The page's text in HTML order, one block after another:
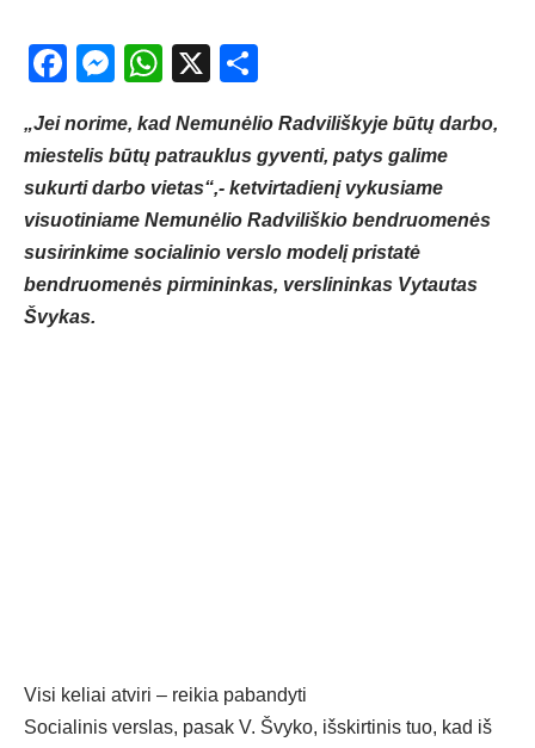
Facebook
Messenger
WhatsApp
X
„Jei norime, kad Nemunėlio Radviliškyje būtų darbo,
miestelis būtų patrauklus gyventi, patys galime
sukurti darbo vietas“,- ketvirtadienį vykusiame
visuotiniame Nemunėlio Radviliškio bendruomenės
susirinkime socialinio verslo modelį pristatė
bendruomenės pirmininkas, verslininkas Vytautas
Švykas.
Visi keliai atviri – reikia pabandyti
Socialinis verslas, pasak V. Švyko, išskirtinis tuo, kad iš